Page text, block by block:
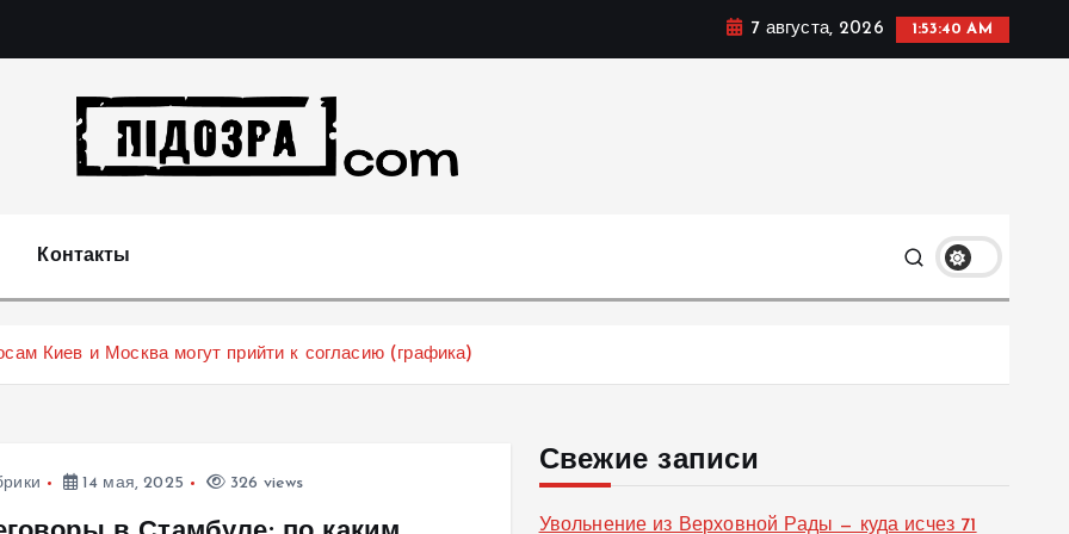
7 августа, 2026 1:53:41 AM
Контакты
Киев и Москва могут прийти к согласию (графика)
14 мая, 2025 326 views
Свежие записи
Увольнение из Верховной Рады — куда исчез 71